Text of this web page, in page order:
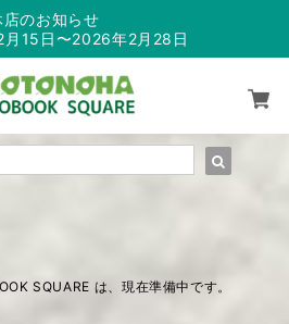
店のお知らせ
15日〜2026年2月28日
SQUARE は、現在準備中です。